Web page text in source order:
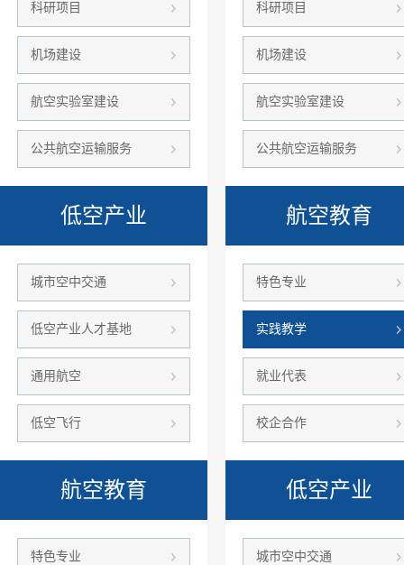
科研项目
机场建设
航空实验室建设
公共航空运输服务
低空产业
城市空中交通
低空产业人才基地
通用航空
低空飞行
航空教育
特色专业
科研项目
机场建设
航空实验室建设
公共航空运输服务
航空教育
特色专业
实践教学
就业代表
校企合作
低空产业
城市空中交通